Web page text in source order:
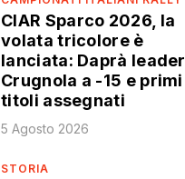
CIAR Sparco 2026, la
volata tricolore è
lanciata: Daprà leader,
Crugnola a -15 e primi
titoli assegnati
5 Agosto 2026
STORIA